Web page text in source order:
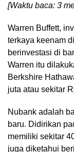
[Waktu baca: 3
Warren Buffett,
terkaya keenam
berinvestasi di
Warren itu
Berkshire
juta atau sekitar
Nubank adalah
baru. Didirikan
memiliki sekitar
juga diketahui